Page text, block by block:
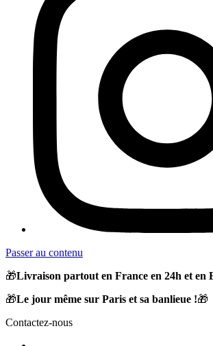
Passer au contenu
🎁Livraison partout en France en 24h et en
🎁Le jour même sur Paris et sa banlieue !🎁
Contactez-nous